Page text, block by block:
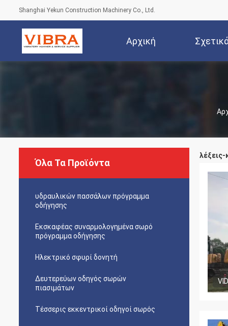
Shanghai Yekun Construction Machinery Co., Ltd.
Αρχική
Όλα Τα Προϊόντα
υδραυλικών πασσάλων πρόγραμμα
οδήγησης
Εκσκαφέας συναρμολογημένα σωρό
πρόγραμμα οδήγησης
Ηλεκτρικό σφυρί δονητή
Δευτερεύων οδηγός σωρών
πιασιμάτων
Τέσσερις εκκεντρικοί οδηγοί σωρός